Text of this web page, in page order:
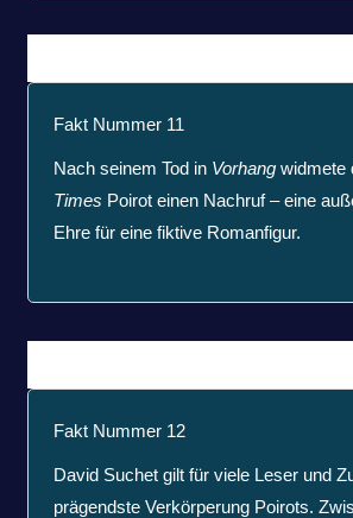
Fakt Nummer 11
Nach seinem Tod in Vorhang widmete
Times Poirot einen Nachruf – eine
Ehre für eine fiktive Romanfigur.
Fakt Nummer 12
David Suchet gilt für viele Leser und
prägendste Verkörperung Poirots.